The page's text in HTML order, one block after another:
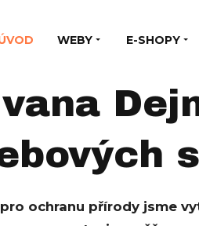
WEBY E-SHOPY
ochranu přírody jsme